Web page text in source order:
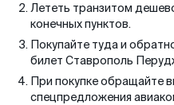
Лететь транзитом
конечных пунктов.
Покупайте туда и
билет Ставрополь
При покупке обращайте
спецпредложения